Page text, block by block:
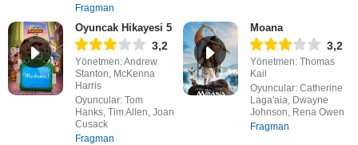
Fragman
Oyuncak Hikayesi 5
3,2
Yönetmen: Andrew
Stanton, McKenna
Harris
Oyuncular: Tom
Hanks, Tim Allen, Joan
Cusack
Fragman
Moana
3,2
Yönetmen: Thomas
Kail
Oyuncular: Catherine
Laga'aia, Dwayne
Johnson, Rena Owen
Fragman